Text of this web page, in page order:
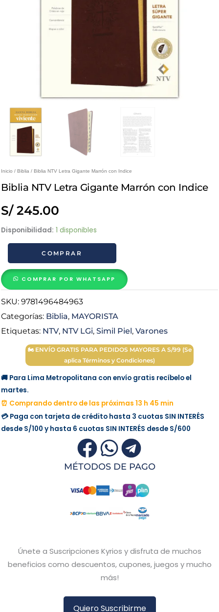
Inicio / Biblia / Biblia NTV Letra Gigante Marrón con Indice
Biblia NTV Letra Gigante Marrón con Indice
S/245.00
Disponibilidad: 1 disponibles
Biblia
NTV
Gigante
Marrón
con
Indice
cantidad
COMPRAR
COMPRAR POR WHATSAPP
SKU: 9781496484963
Categorías: Biblia, MAYORISTA
Etiquetas: NTV, NTV LGi, Simil Piel, Varones
🏍 ENVÍO GRATIS PARA PEDIDOS MAYORES A S/99 (Se
aplica Términos y Condiciones)
🚚 Para Lima Metropolitana con envío gratis recíbelo el
martes.
⏰ Comprando dentro de las próximas 13 h 45 min
💳 Paga con tarjeta de crédito hasta 3 cuotas SIN INTERÉS
desde S/100 y hasta 6 cuotas SIN INTERÉS desde S/600
MÉTODOS DE PAGO
Únete a Suscripciones Kyrios y disfruta de muchos
beneficios como descuentos, cupones, juegos y mucho
más!
Quiero Suscribirme